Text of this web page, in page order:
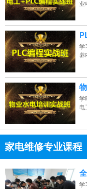
业
学
养
学
电
家电维修专业课程
点击免费咨询电话
学